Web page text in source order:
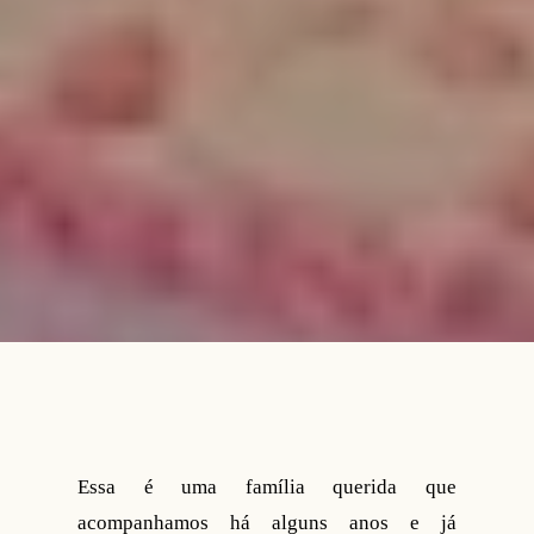
Essa é uma família querida que
acompanhamos há alguns anos e já